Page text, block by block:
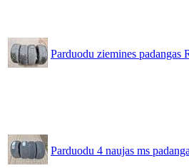
Parduodu ziemines padangas
Parduodu 4 naujas ms